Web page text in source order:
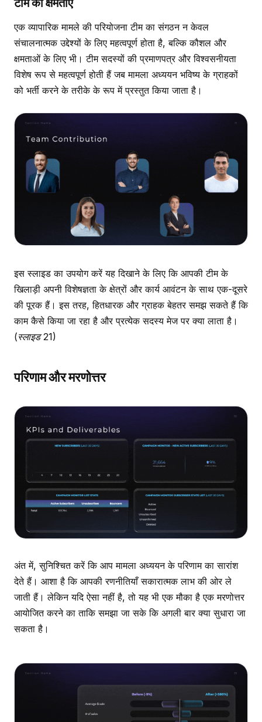
एक व्यापारिक मामले की परियोजना टीम का संगठन न केवल
संचालनात्मक उद्देश्यों के लिए महत्वपूर्ण होता है, बल्कि कौशल और
क्षमताओं के लिए भी। टीम सदस्यों की प्रमाणपत्र और विश्वसनीयता
विशेष रूप से महत्वपूर्ण होती हैं जब मामला अध्ययन भविष्य के ग्राहकों
को भर्ती करने के तरीके के रूप में प्रस्तुत किया जाता है।
इस स्लाइड का उपयोग करें यह दिखाने के लिए कि आपकी टीम के
खिलाड़ी अपनी विशेषज्ञता के क्षेत्रों और कार्य आवंटन के साथ एक-दूसरे
की पूरक हैं। इस तरह, हितधारक और ग्राहक बेहतर समझ सकते हैं कि
काम कैसे किया जा रहा है और प्रत्येक सदस्य मेज पर क्या लाता है।
(स्लाइड 21)
परिणाम और मरणोत्तर
अंत में, सुनिश्चित करें कि आप मामला अध्ययन के परिणाम का सारांश
देते हैं। आशा है कि आपकी रणनीतियाँ सकारात्मक लाभ की ओर ले
जाती हैं। लेकिन यदि ऐसा नहीं है, तो यह भी एक मौका है एक मरणोत्तर
आयोजित करने का ताकि समझा जा सके कि अगली बार क्या सुधारा जा
सकता है।